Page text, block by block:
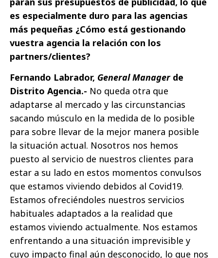
es especialmente duro para las agencias
más pequeñas ¿Cómo está gestionando
vuestra agencia la relación con los
partners/clientes?
Fernando Labrador, General Manager de
Distrito Agencia.- No queda otra que
adaptarse al mercado y las circunstancias
sacando músculo en la medida de lo posible
para sobre llevar de la mejor manera posible
la situación actual. Nosotros nos hemos
puesto al servicio de nuestros clientes para
estar a su lado en estos momentos convulsos
que estamos viviendo debidos al Covid19.
Estamos ofreciéndoles nuestros servicios
habituales adaptados a la realidad que
estamos viviendo actualmente. Nos estamos
enfrentando a una situación imprevisible y
cuyo impacto final aún desconocido, lo que nos